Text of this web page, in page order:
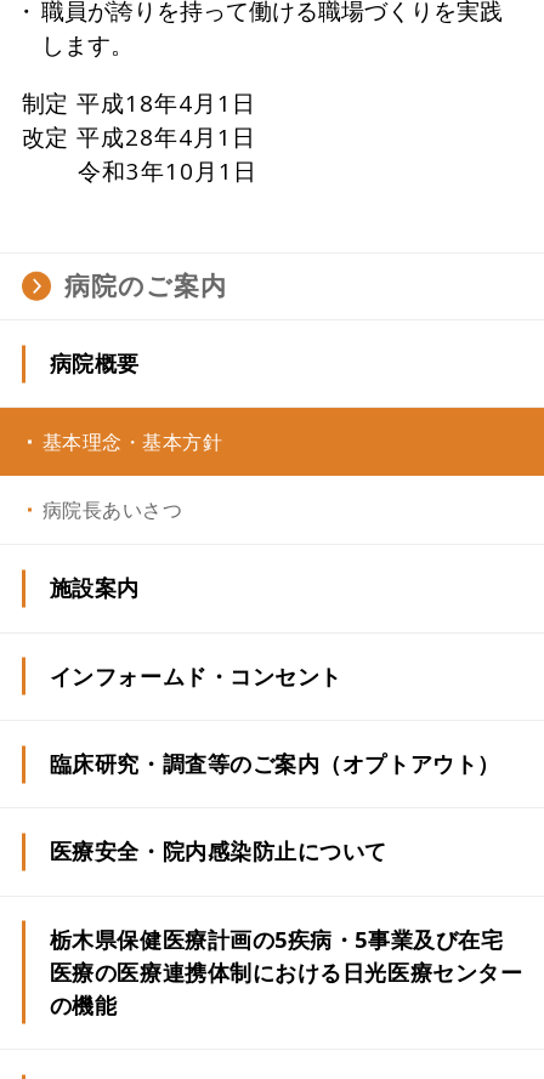
職員が誇りを持って働ける職場づくりを実践
します。
制定 平成18年4月1日
改定 平成28年4月1日
令和3年10月1日
病院のご案内
病院概要
基本理念・基本方針
病院長あいさつ
施設案内
インフォームド・コンセント
臨床研究・調査等のご案内 （オプトアウト）
医療安全・院内感染防止について
医療安全のための指針（基本方針）
感染防止のための指針
栃木県保健医療計画の5疾病・5事業及び在宅
医療の医療連携体制における日光医療センター
の機能